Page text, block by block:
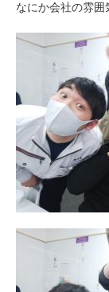
なにか会社の雰囲